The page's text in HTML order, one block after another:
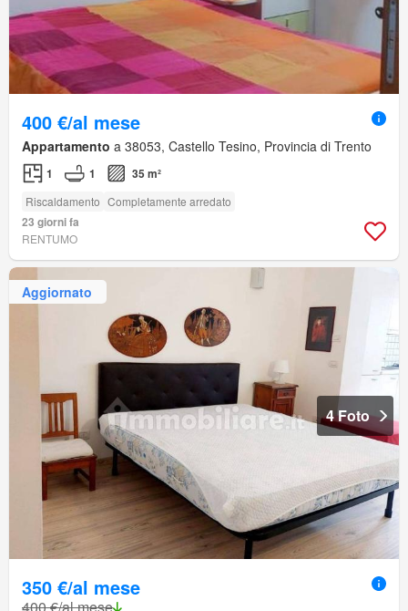
400 €/al mese
Appartamento a 38053, Castello Tesino, Provincia di Trento
1 1 35 m²
Riscaldamento Completamente arredato
23 giorni fa
RENTUMO
Aggiornato
4 Foto
350 €/al mese